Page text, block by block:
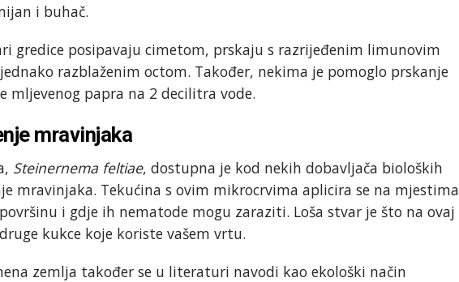
i buhač.
gredice posipavaju cimetom, prskaju s razrijeđenim limunovim
razblaženim octom. Također, nekima je pomoglo prskanje
mljevenog papra na 2 decilitra vode.
mravinjaka
Steinernema feltiae, dostupna je kod nekih dobavljača bioloških
mravinjaka. Tekućina s ovim mikrocrvima aplicira se na mjestima
i gdje ih nematode mogu zaraziti. Loša stvar je što na ovaj
kukce koje koriste vašem vrtu.
zemlja također se u literaturi navodi kao ekološki način